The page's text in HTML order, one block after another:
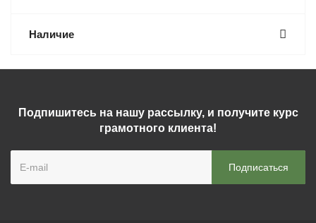
Наличие
Подпишитесь на нашу рассылку, и получите курс
грамотного клиента!